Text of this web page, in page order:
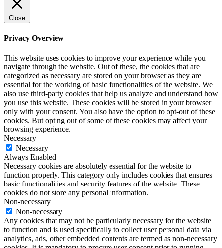
Close
Privacy Overview
This website uses cookies to improve your experience while you
navigate through the website. Out of these, the cookies that are
categorized as necessary are stored on your browser as they are
essential for the working of basic functionalities of the website. We
also use third-party cookies that help us analyze and understand how
you use this website. These cookies will be stored in your browser
only with your consent. You also have the option to opt-out of these
cookies. But opting out of some of these cookies may affect your
browsing experience.
Necessary
Necessary
Always Enabled
Necessary cookies are absolutely essential for the website to
function properly. This category only includes cookies that ensures
basic functionalities and security features of the website. These
cookies do not store any personal information.
Non-necessary
Non-necessary
Any cookies that may not be particularly necessary for the website
to function and is used specifically to collect user personal data via
analytics, ads, other embedded contents are termed as non-necessary